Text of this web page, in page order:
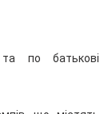
по батькові